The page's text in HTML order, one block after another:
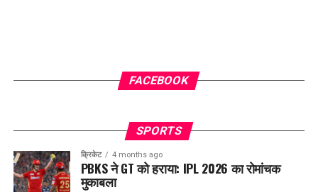
FACEBOOK
SPORTS
क्रिकेट 4 months ago
PBKS ने GT को हराया: IPL 2026 का रोमांचक
मुकाबला